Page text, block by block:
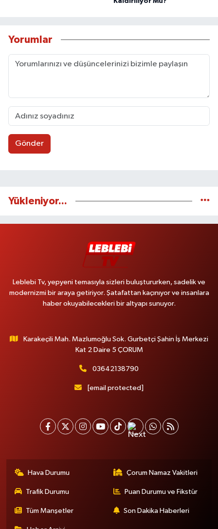
Yorumlar
Gönder
Yükleniyor...
Leblebi Tv, yepyeni temasıyla sizleri buluştururken, sadelik ve
modernizmi bir araya getiriyor. Şatafattan kaçınıyor ve insanlara
haber okuyabilecekleri bir altyapı sunuyor.
Karakeçili Mah. Mazlumoğlu Sok. Gurbetçi Şahin İş Merkezi
Kat 2 Daire 5 ÇORUM
03642138790
[email protected]
Hava Durumu Çorum Namaz Vakitleri
Trafik Durumu Puan Durumu ve Fikstür
Tüm Manşetler Son Dakika Haberleri